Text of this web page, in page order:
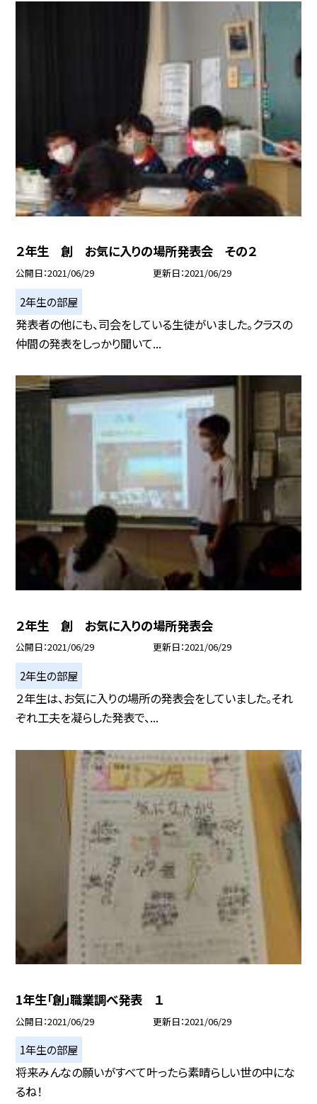
２年生 創 お気に入りの場所発表会 その２
公開日 2021/06/29 更新日 2021/06/29
2年生の部屋
発表者の他にも、司会をしている生徒がいました。クラスの
仲間の発表をしっかり聞いて...
２年生 創 お気に入りの場所発表会
公開日 2021/06/29 更新日 2021/06/29
2年生の部屋
２年生は、お気に入りの場所の発表会をしていました。それ
ぞれ工夫を凝らした発表で、...
1年生「創」職業調べ発表 １
公開日 2021/06/29 更新日 2021/06/29
1年生の部屋
将来みんなの願いがすべて叶ったら素晴らしい世の中にな
るね！